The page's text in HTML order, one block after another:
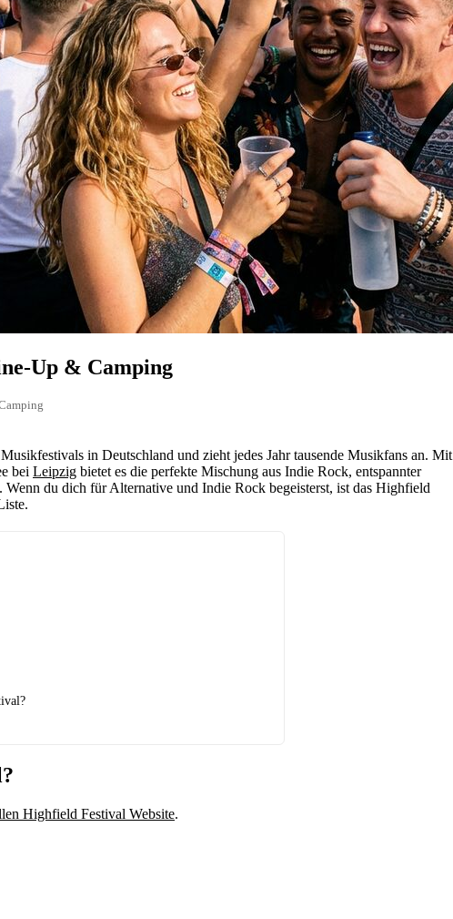
Up & Camping
in Deutschland und zieht jedes Jahr tausende Musikfans an. Mit
bei Leipzig bietet es die perfekte Mischung aus Indie Rock, entspannter
Wenn du dich für Alternative und Indie Rock begeisterst, ist das Highfield
Highfield Festival Website.